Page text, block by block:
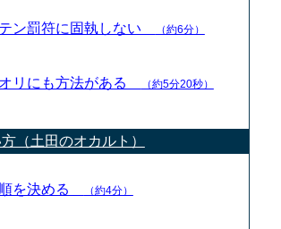
ン罰符に固執しない （約6分）
リにも方法がある （約5分20秒）
（土田のオカルト）
を決める （約4分）